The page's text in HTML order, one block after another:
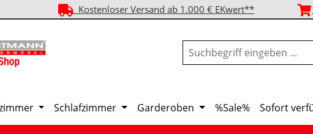
Kostenloser Versand ab 1.000 € EKwert**
Schlafzimmer Garderoben %Sale% Sofort